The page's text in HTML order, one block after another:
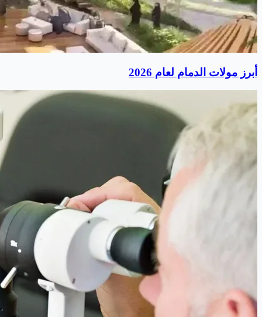
أبرز مولات الدمام لعام 2026